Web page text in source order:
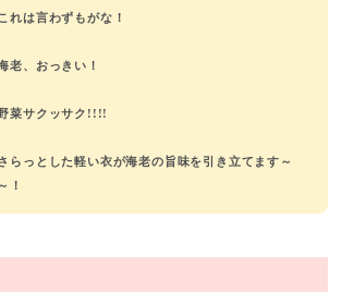
れは言わずもがな！
老、おっきい！
菜サクッサク!!!!
らっとした軽い衣が海老の旨味を引き立てます～
～！